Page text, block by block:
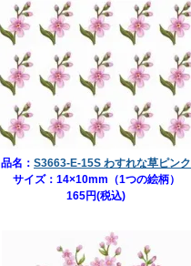
品名： S3663-E-15S わすれな草ピンク
サイズ：14×10mm（1つの絵柄）
165円(税込)